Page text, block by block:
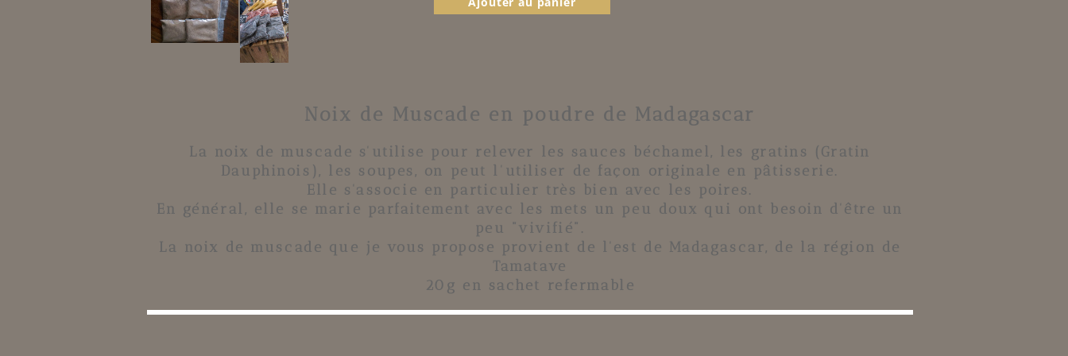
Noix de Muscade en poudre de Madagascar
La noix de muscade s'utilise pour relever les sauces béchamel, les gratins (Gratin
Dauphinois), les soupes, on peut l'utiliser de façon originale en pâtisserie.
Elle s'associe en particulier très bien avec les poires.
En général, elle se marie parfaitement avec les mets un peu doux qui ont besoin d'être un
peu "vivifié".
La noix de muscade que je vous propose provient de l'est de Madagascar, de la région de
Tamatave
20g en sachet refermable